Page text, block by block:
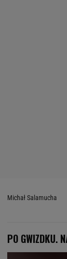
Michał Salamucha